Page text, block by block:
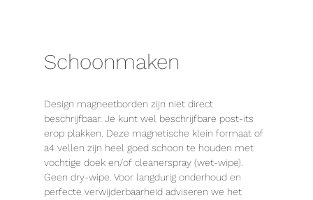
Schoonmaken
Design magneetborden zijn niet direct
beschrijfbaar. Je kunt wel beschrijfbare post-its
erop plakken. Deze magnetische klein formaat of
a4 vellen zijn heel goed schoon te houden met
vochtige doek en/of cleanerspray (wet-wipe).
Geen dry-wipe. Voor langdurig onderhoud en
perfecte verwijderbaarheid adviseren we het